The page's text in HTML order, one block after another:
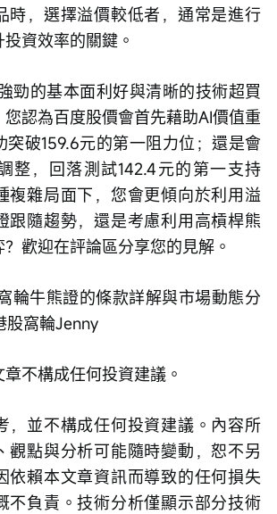
時，選擇溢價較低者，通常是進行
資效率的關鍵。
勁的基本面利好與清晰的技術超買
認為百度股價會首先藉助AI價值重
突破159.6元的第一阻力位；還是會
整，回落測試142.4元的第一支持
複雜局面下，您會更傾向於利用溢
跟隨趨勢，還是考慮利用高槓桿熊
歡迎在評論區分享您的見解。
股窩輪Jenny
不構成任何投資建議。
，並不構成任何投資建議。內容所
觀點與分析可能隨時變動，恕不另
依賴本文章資訊而導致的任何損失
不負責。技術分析僅顯示部分技術